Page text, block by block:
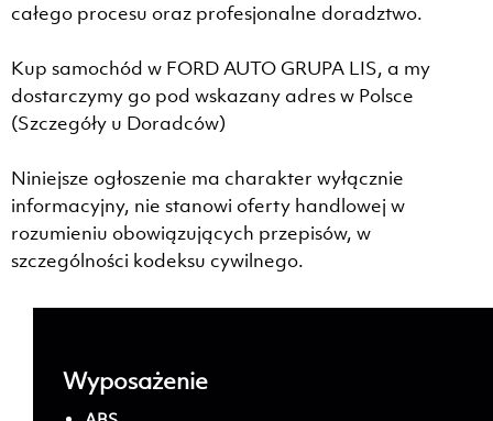
całego procesu oraz profesjonalne doradztwo.
Kup samochód w FORD AUTO GRUPA LIS, a my
dostarczymy go pod wskazany adres w Polsce
(Szczegóły u Doradców)
Niniejsze ogłoszenie ma charakter wyłącznie
informacyjny, nie stanowi oferty handlowej w
rozumieniu obowiązujących przepisów, w
szczególności kodeksu cywilnego.
Wyposażenie